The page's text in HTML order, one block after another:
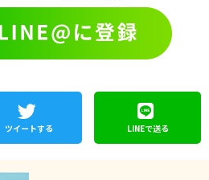
ツイートする LINEで送る